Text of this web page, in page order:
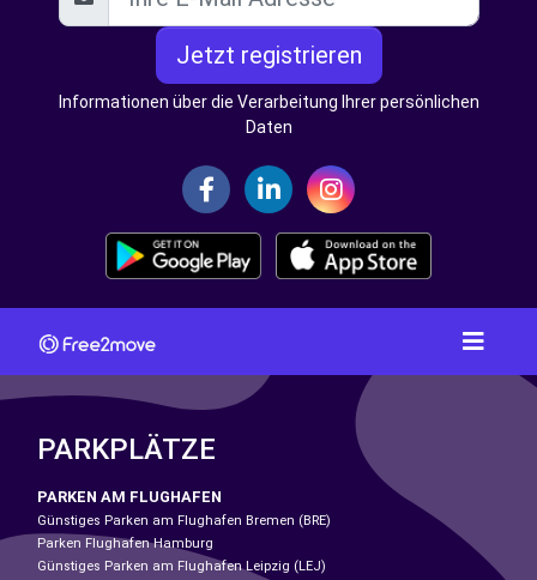
Jetzt registrieren
Informationen über die Verarbeitung Ihrer persönlichen
Daten
PARKPLÄTZE
PARKEN AM FLUGHAFEN
Günstiges Parken am Flughafen Bremen (BRE)
Parken Flughafen Hamburg
Günstiges Parken am Flughafen Leipzig (LEJ)